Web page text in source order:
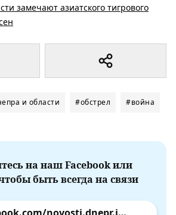
замечают азиатского тигрового
и области #обстрел #война
на наш Facebook или
быть всегда на связи